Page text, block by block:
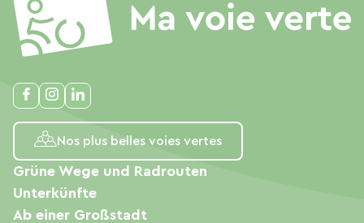
Nos plus belles voies vertes
Grüne Wege und Radrouten
Unterkünfte
Ab einer Großstadt